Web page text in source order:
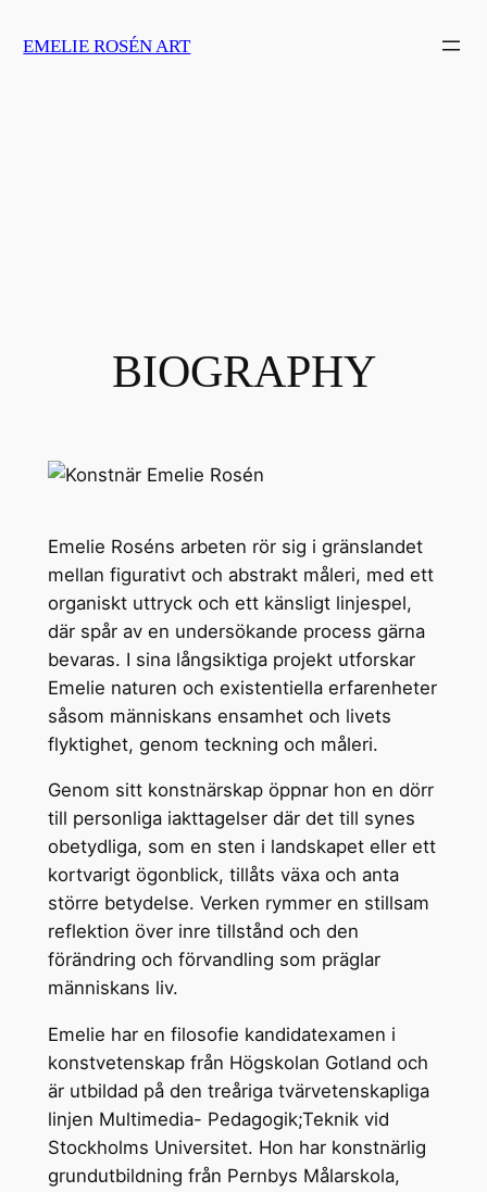
toEMELIE ROSÉN ART
BIOGRAPHY
Emelie Roséns arbeten rör sig i gränslandet
mellan figurativt och abstrakt måleri, med ett
organiskt uttryck och ett känsligt linjespel,
där spår av en undersökande process gärna
bevaras. I sina långsiktiga projekt utforskar
Emelie naturen och existentiella erfarenheter
såsom människans ensamhet och livets
flyktighet, genom teckning och måleri.
Genom sitt konstnärskap öppnar hon en dörr
till personliga iakttagelser där det till synes
obetydliga, som en sten i landskapet eller ett
kortvarigt ögonblick, tillåts växa och anta
större betydelse. Verken rymmer en stillsam
reflektion över inre tillstånd och den
förändring och förvandling som präglar
människans liv.
Emelie har en filosofie kandidatexamen i
konstvetenskap från Högskolan Gotland och
är utbildad på den treåriga tvärvetenskapliga
linjen Multimedia- Pedagogik;Teknik vid
Stockholms Universitet. Hon har konstnärlig
grundutbildning från Pernbys Målarskola,